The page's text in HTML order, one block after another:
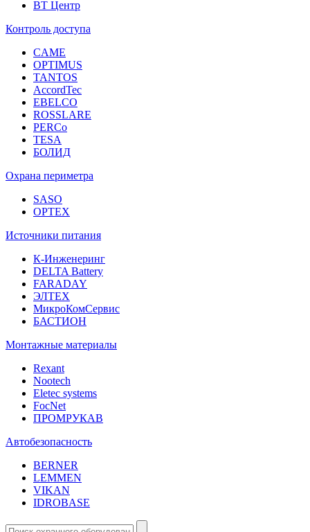
ВТ Центр
Контроль доступа
CAME
OPTIMUS
TANTOS
AccordTec
EBELCO
ROSSLARE
PERCo
TESA
БОЛИД
Охрана периметра
SASO
OPTEX
Источники питания
К-Инженеринг
DELTA Battery
FARADAY
ЭЛТЕХ
МикроКомСервис
БАСТИОН
Монтажные материалы
Rexant
Nootech
Eletec systems
FocNet
ПРОМРУКАВ
Автобезопасность
BERNER
LEMMEN
VIKAN
IDROBASE